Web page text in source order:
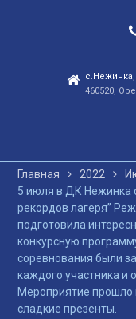
и это
села и
ценные
460520,
Главная 2022
5 июля в ДК Нежинка
рекордов лагеря”
подготовила
конкурсную
соревнования были
каждого участника и
Мероприятие прошло
сладкие презенты.